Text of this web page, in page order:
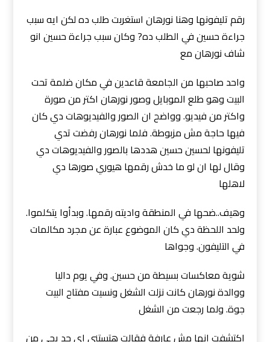
رقم تليفونها وهنا نورهان استغربت طلب ده لكن ايه سبب
جراءة حسين في الطلب ده? وكان سبب جراءة حسين انو
شاف نورهان مع
واحد صاحبها من الجامعة قاعدين في مكان ضلمة تحت
البيت وهو طلع الموبايل وصور نورهان اكتر من صورة
واكتر من فيديو. وواضح ان الصور والفيديوهات دي كان
فيها حاجة مش مزبوطة. فلما نورهان رفضت تدي
تليفونها لحسين حسين هددها بالصور والفيديوهات دي
وقال لها ان لو ما خدش رقمها هيوري صورها دي
لاهلها
وهيف..ضحها في المنطقة واديته رقمها. وبدأوا يتكلموا.
ولحد اللحظة دي كان الموضوع عبارة عن مجرد مكالمات
في التليفون. وجواها
شوية معاكسات بسيطة من حسين. وفي يوم داليا
ووالدة نورهان كانت نزلت الشغل ونسيت مفتاح البيت
جوة. ولما رجعت من الشغل
اكتشفت انها مش عارفة فقالت هتستنى اي حد يجي من